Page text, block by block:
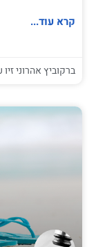
קרא עוד...
ברקוביץ אהרוני זיו